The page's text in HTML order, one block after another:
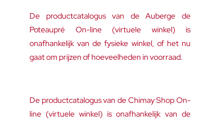
De productcatalogus van de Auberge de
Poteaupré On-line (virtuele winkel) is
onafhankelijk van de fysieke winkel, of het nu
gaat om prijzen of hoeveelheden in voorraad.
De productcatalogus van de Chimay Shop On-
line (virtuele winkel) is onafhankelijk van de